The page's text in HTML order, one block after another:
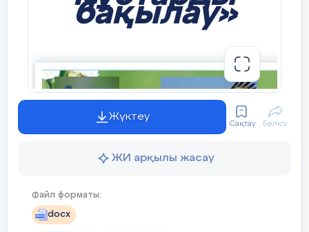
өміріндегі маңыздылығында
шек жоқ,сусыз тамақта піспиді
,тазалықта болмайды.Су өмір
жаңбырмен жерге түседі,арық
болып ағып,өзенді құрайды,ал
содан кейін қайтадан күн
шуағымен бу болып,аспанға
оралады.Жаңбырдан аққан
кішкентай сулар бірігіп
бақылау»
Жүктеу
Сақтау Бөлісу
ЖИ арқылы жасау
Файл форматы:
docx